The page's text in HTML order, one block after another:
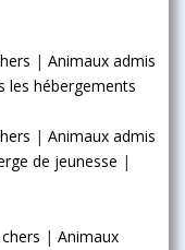
| Animaux admis
les hébergements
| Animaux admis
de jeunesse |
| Animaux